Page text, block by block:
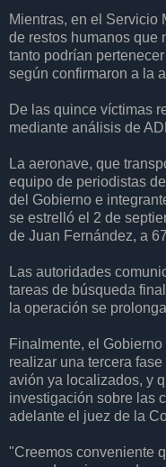
Mientras, en el Servicio
de restos humanos que
tanto podrían
según confirmaron a la
De las quince víctimas
mediante análisis de
La aeronave, que
equipo de periodistas
del Gobierno e
se estrelló el 2 de
de Juan Fernández, a
Las autoridades
tareas de búsqueda
la operación se
Finalmente, el
realizar una tercera
avión ya localizados, y
investigación sobre las
adelante el juez de la
"Creemos conveniente